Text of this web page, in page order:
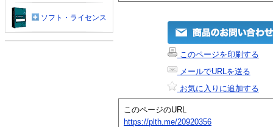
このページを印刷する
メールでURLを送る
お気に入りに追加する
このページのURL
https://plth.me/20920356
ソフト・ライセンス